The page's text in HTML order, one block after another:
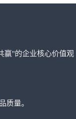
赢"的企业核心价值观
质量。